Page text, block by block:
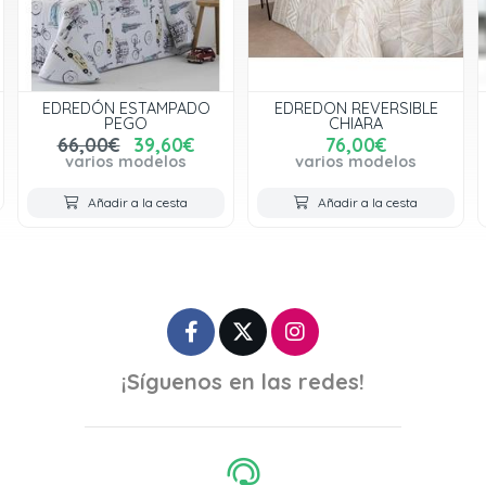
EDREDÓN ESTAMPADO
PEGO
66,00€ 39,60€
varios modelos
Añadir a la cesta
EDREDON REVERSIBLE
CHIARA
76,00€
varios modelos
Añadir a la cesta
¡Síguenos en las redes!